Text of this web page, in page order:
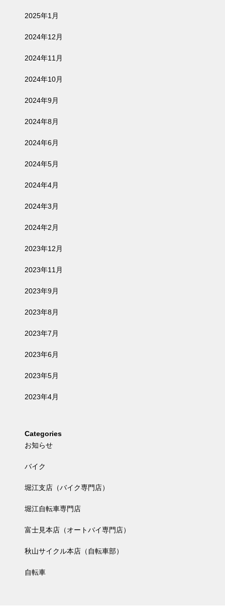
2025年1月
2024年12月
2024年11月
2024年10月
2024年9月
2024年8月
2024年6月
2024年5月
2024年4月
2024年3月
2024年2月
2023年12月
2023年11月
2023年9月
2023年8月
2023年7月
2023年6月
2023年5月
2023年4月
Categories
お知らせ
バイク
堀江支店（バイク専門店）
堀江自転車専門店
富士見本店（オートバイ専門店）
秋山サイクル本店（自転車部）
自転車